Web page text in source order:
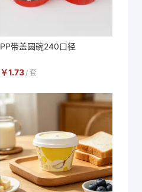
PP带盖圆碗240口径
￥1.73 / 套